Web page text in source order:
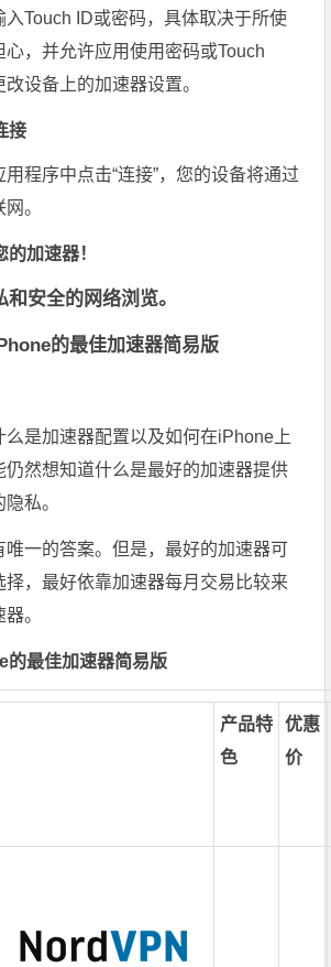
入Touch ID或密码，具体取决于所使
心，并允许应用使用密码或Touch
改设备上的加速器设置。
接
程序中点击“连接”，您的设备将通过
。
加速器！
安全的网络浏览。
的最佳加速器简易版
么是加速器配置以及如何在iPhone上
仍然想知道什么是最好的加速器提供
私。
唯一的答案。但是，最好的加速器可
择，最好依靠加速器每月交易比较来
。
的最佳加速器简易版
产品特
色
优惠
价